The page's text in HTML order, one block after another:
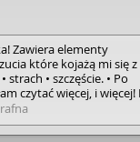
Zawiera elementy
które kojażą mi się
strach • szczęście. • Po
czytać więcej, i więcej!
fantastyczne jak
:)